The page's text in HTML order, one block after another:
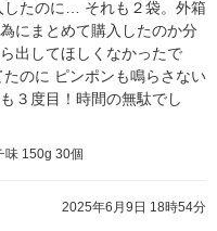
したのに… それも２袋。外箱
にまとめて購入したのか分
出してほしくなかったで
のに ピンポンも鳴らさない
３度目！時間の無駄でし
味 150g 30個
2025年6月9日 18時54分